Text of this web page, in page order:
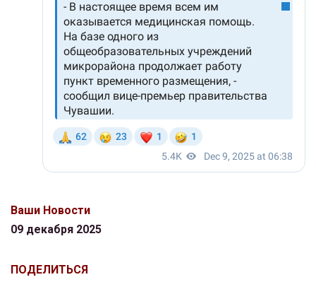
Ваши Новости
09 декабря 2025
ПОДЕЛИТЬСЯ